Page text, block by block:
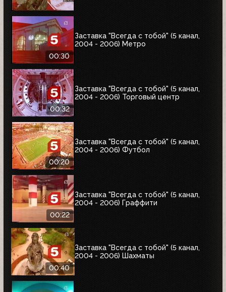
00:30
Заставка "Всегда с тобой" (5 канал,
2004 - 2006) Метро
00:32
Заставка "Всегда с тобой" (5 канал,
2004 - 2006) Торговый центр
00:20
Заставка "Всегда с тобой" (5 канал,
2004 - 2006) Футбол
00:22
Заставка "Всегда с тобой" (5 канал,
2004 - 2006) Граффити
00:40
Заставка "Всегда с тобой" (5 канал,
2004 - 2006) Шахматы